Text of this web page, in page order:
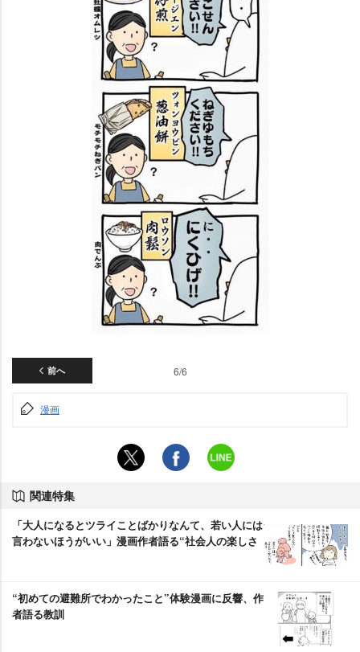
前へ 6/6
漫画
関連特集
「大人になるとツライことばかりなんて、若い人には
言わないほうがいい」漫画作者語る“社会人の楽しさ
“初めての避難所でわかったこと”体験漫画に反響、作
者語る教訓